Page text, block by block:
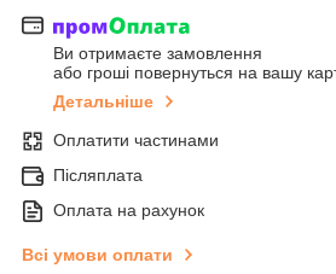
Ви отримаєте замовлення
або гроші повернуться на вашу
Детальніше
Оплатити частинами
Післяплата
Оплата на рахунок
Всі умови оплати